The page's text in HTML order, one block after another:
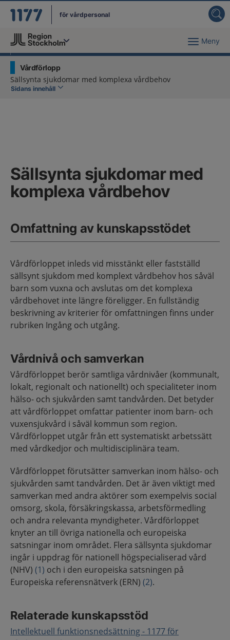
för vårdpersonal
Du har valt region Meny
Vårdförlopp
Sällsynta sjukdomar med komplexa vårdbehov
Sidans innehåll
Sällsynta sjukdomar med
komplexa vårdbehov
Omfattning av kunskapsstödet
Vårdförloppet inleds vid misstänkt eller fastställd
sällsynt sjukdom med komplext vårdbehov hos såväl
barn som vuxna och avslutas om det komplexa
vårdbehovet inte längre föreligger. En fullständig
beskrivning av kriterier för omfattningen finns under
rubriken Ingång och utgång.
Vårdnivå och samverkan
Vårdförloppet berör samtliga vårdnivåer (kommunalt,
lokalt, regionalt och nationellt) och specialiteter inom
hälso- och sjukvården samt tandvården. Det betyder
att vårdförloppet omfattar patienter inom barn- och
vuxensjukvård i såväl kommun som region.
Vårdförloppet utgår från ett systematiskt arbetssätt
med vårdkedjor och multidisciplinära team.
Vårdförloppet förutsätter samverkan inom hälso- och
sjukvården samt tandvården. Det är även viktigt med
samverkan med andra aktörer som exempelvis social
omsorg, skola, försäkringskassa, arbetsförmedling
och andra relevanta myndigheter. Vårdförloppet
knyter an till övriga nationella och europeiska
satsningar inom området. Flera sällsynta sjukdomar
ingår i uppdrag för nationell högspecialiserad vård
(NHV) (1) och i den europeiska satsningen på
Europeiska referensnätverk (ERN) (2).
Relaterade kunskapsstöd
Intellektuell funktionsnedsättning - 1177 för